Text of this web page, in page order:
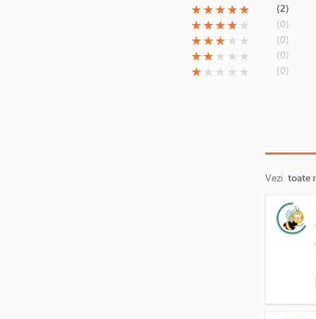
(*)
★(*)
★(*)
★(*)
★(*)
★ (2)
(*)
★(*)
★(*)
★(*)
★ ( )
★ (0)
(*)
★(*)
★(*)
★ ( )
★ ( )
★ (0)
(*)
★(*)
★ ( )
★ ( )
★ ( )
★ (0)
(*)
★ ( )
★ ( )
★ ( )
★ ( )
★ (0)
Vezi toate